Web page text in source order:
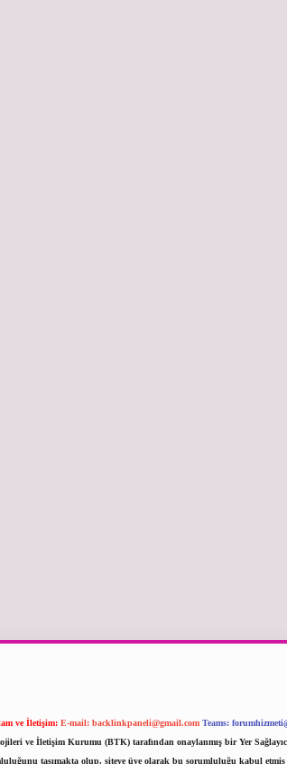
ve İletişim: E-mail: backlinkpaneli@gmail.com Teams:
ve İletişim Kurumu (BTK) tarafından onaylanmış bir Yer
taşımakta olup, siteye üye olarak bu sorumluluğu kabul